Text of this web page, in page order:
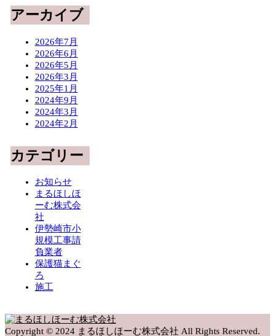
アーカイブ
2026年7月
2026年6月
2026年5月
2026年3月
2025年1月
2024年9月
2024年3月
2024年2月
カテゴリー
お知らせ
まるほしほ
ーむ株式会
社
伊勢崎市小
規模工事請
負業者
保護猫まぐ
ろ
施工
Copyright © 2024 まるほしほーむ株式会社 All Rights Reserved.